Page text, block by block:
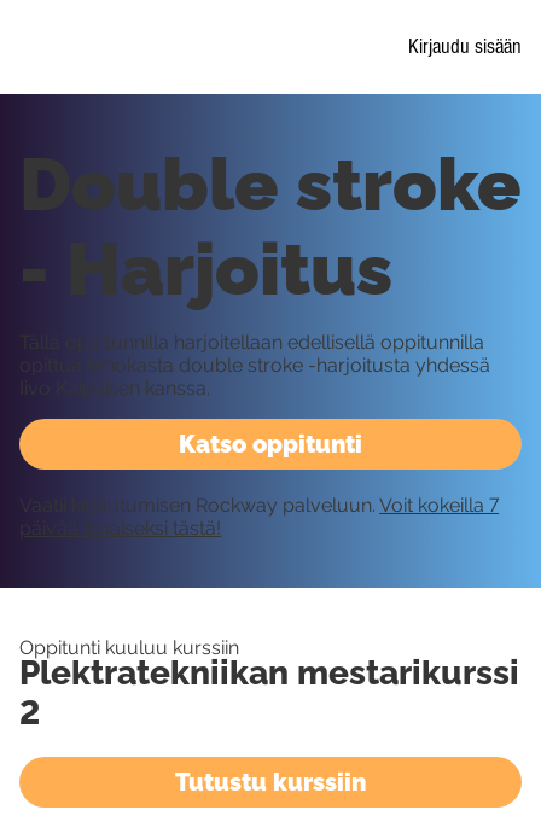
Kirjaudu sisään
Katso oppitunti
Double stroke
- Harjoitus
Tällä oppitunnilla harjoitellaan edellisellä oppitunnilla
opittua tehokasta double stroke -harjoitusta yhdessä
Iivo Kaipaisen kanssa.
Vaatii kirjautumisen Rockway palveluun. Voit kokeilla 7
päivää ilmaiseksi tästä!
Oppitunti kuuluu kurssiin
Plektratekniikan mestarikurssi
2
Tutustu kurssiin